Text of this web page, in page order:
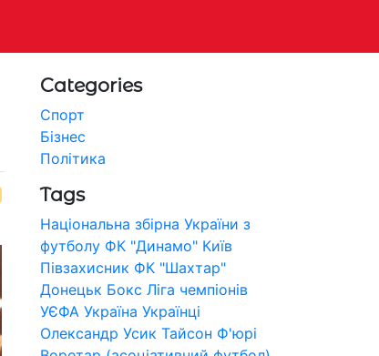
Categories
Спорт
Бізнес
Політика
Tags
Національна збірна України з
футболу ФК "Динамо" Київ
Півзахисник ФК "Шахтар"
Донецьк Бокс Ліга чемпіонів
УЄФА Україна Українці
Олександр Усик Тайсон Ф'юрі